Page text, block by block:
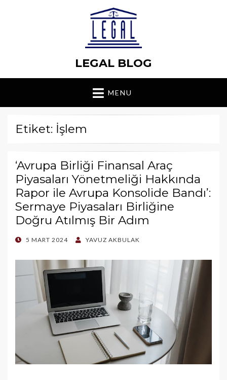
LEGAL BLOG
MENU
Etiket: İşlem
‘Avrupa Birliği Finansal Araç
Piyasaları Yönetmeliği Hakkında
Rapor ile Avrupa Konsolide Bandı’:
Sermaye Piyasaları Birliğine
Doğru Atılmış Bir Adım
POSTED
5 MART 2024 YAVUZ AKBULAK